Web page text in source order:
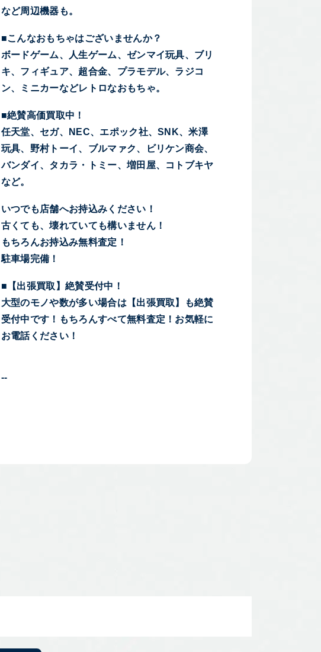
など周辺機器も。
■こんなおもちゃはございませんか？
ボードゲーム、人生ゲーム、ゼンマイ玩具、ブリ
キ、フィギュア、超合金、プラモデル、ラジコ
ン、ミニカーなどレトロなおもちゃ。
■絶賛高価買取中！
任天堂、セガ、NEC、エポック社、SNK、米澤
玩具、野村トーイ、ブルマァク、ビリケン商会、
バンダイ、タカラ・トミー、増田屋、コトブキヤ
など。
いつでも店舗へお持込みください！
古くても、壊れていても構いません！
もちろんお持込み無料査定！
駐車場完備！
■【出張買取】絶賛受付中！
大型のモノや数が多い場合は【出張買取】も絶賛
受付中です！もちろんすべて無料査定！お気軽に
お電話ください！
--